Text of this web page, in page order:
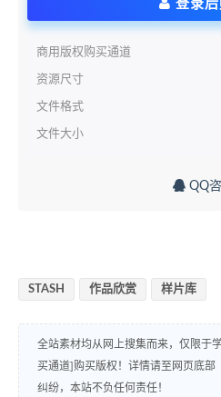
登录
商用版权购买通道
资源尺寸
文件格式
文件大小
QQ
STASH 作品欣赏 样片库
全站素材均从网上搜集而来，仅限于
买通道]购买版权！详情请至网页底部
纠纷，本站不负任何责任！